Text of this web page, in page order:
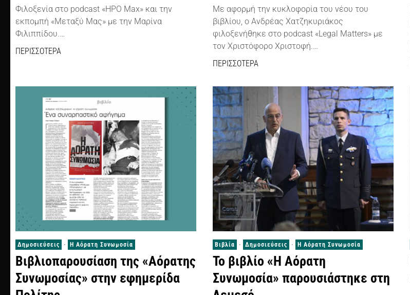
Φιλοξενία στο podcast «HPO Max» και την
εκπομπή «Μεταξύ Μας» με την Μαρίνα
Φιλιππίδου.…
ΠΕΡΙΣΣΟΤΕΡΑ
Με αφορμή την κυκλοφορία του νέου του
βιβλίου, ο Ανδρέας Χατζηκυριάκος
φιλοξενήθηκε στο podcast «Legal Matters» με
τον Χριστόφορο Χριστοφή.…
ΠΕΡΙΣΣΟΤΕΡΑ
Δημοσιεύσεις · Η Αόρατη Συνωμοσία
Βιβλιοπαρουσίαση της «Αόρατης
Συνωμοσίας» στην εφημερίδα
Βιβλία · Δημοσιεύσεις · Η Αόρατη Συνωμοσία
Το βιβλίο «Η Αόρατη
Συνωμοσία» παρουσιάστηκε στη